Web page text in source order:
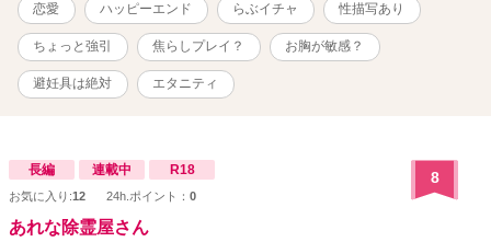
恋愛 ハッピーエンド らぶイチャ 性描写あり
ちょっと強引 焦らしプレイ？ お胸が敏感？
避妊具は絶対 エタニティ
長編 連載中 R18
お気に入り:12 24h.ポイント： 0
8
あれな除霊屋さん